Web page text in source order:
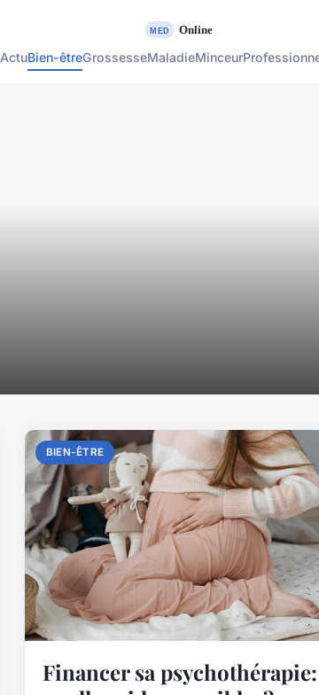
ActuBien-êtreGrossesseMaladieMinceur
BIEN-ÊTRE
Financer sa psychothérapie: